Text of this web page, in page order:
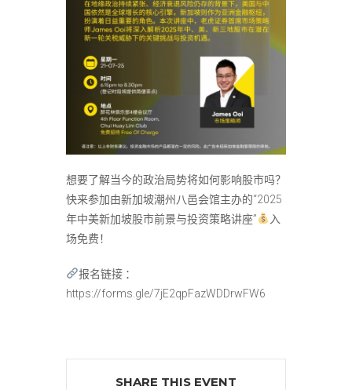
想要了解当今的政治局势将如何影响股市吗？
快来参加由新加坡潮州八邑会馆主办的“2025
年中美新加坡股市前景与投资策略讲座”
入
场免费！
报名链接 ：
https://forms.gle/7jE2qpFazWDDrwFW6
SHARE THIS EVENT